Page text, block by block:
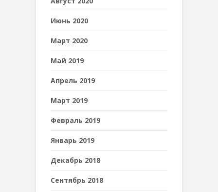
Июнь 2020
Март 2020
Май 2019
Апрель 2019
Март 2019
Февраль 2019
Январь 2019
Декабрь 2018
Сентябрь 2018